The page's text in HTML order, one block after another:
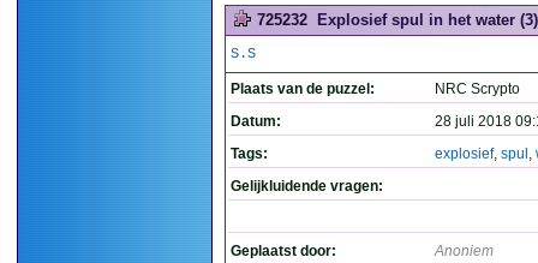
725232 Explosief spul in het water (3)
S.S
Plaats van de puzzel:
NRC Scrypto
Datum:
28 juli 2018
Tags:
explosief, spul ,
Gelijkluidende vragen:
Geplaatst door: Anoniem